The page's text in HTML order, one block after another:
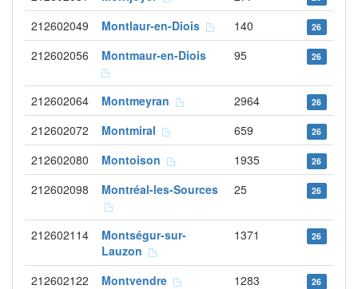
212602049 Montlaur-en-Diois 140 26
212602056 Montmaur-en-Diois 95 26
212602064 Montmeyran 2964 26
212602072 Montmiral 659 26
212602080 Montoison 1935 26
212602098 Montréal-les-Sources 25 26
212602114
Montségur-sur-
Lauzon
1371 26
212602122 Montvendre 1283 26